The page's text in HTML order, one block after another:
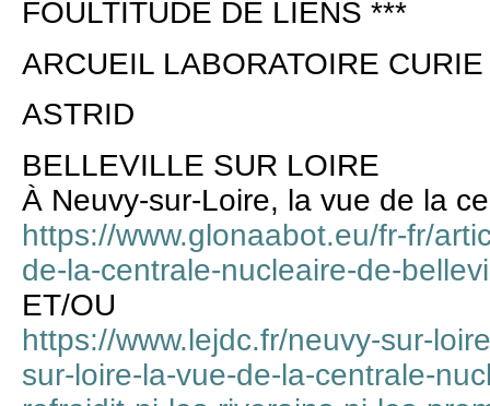
FOULTITUDE DE LIENS ***
ARCUEIL LABORATOIRE CURIE
ASTRID
BELLEVILLE SUR LOIRE
À Neuvy-sur-Loire, la vue de la
https://www.glonaabot.eu/fr-fr/
de-la-centrale-nucleaire-de-
ET/OU
https://www.lejdc.fr/neuvy-sur-
sur-loire-la-vue-de-la-centrale-